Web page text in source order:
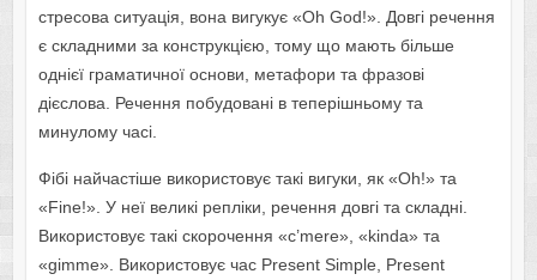
стресова ситуація, вона вигукує «Oh God!». Довгі речення
є складними за конструкцією, тому що мають більше
однієї граматичної основи, метафори та фразові
дієслова. Речення побудовані в теперішньому та
минулому часі.
Фібі найчастіше використовує такі вигуки, як «Oh!» та
«Fine!». У неї великі репліки, речення довгі та складні.
Використовує такі скорочення «c’mere», «kinda» та
«gimme». Використовує час Present Simple, Present